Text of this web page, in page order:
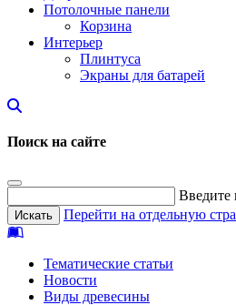
Потолочные панели
Корзина
Интерьер
Плинтуса
Экраны для батарей
Поиск на сайте
Введите
Перейти на отдельную
Тематические статьи
Новости
Виды древесины